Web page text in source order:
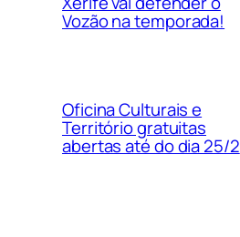
Vozão na temporada!
Oficina Culturais e
Território gratuitas
abertas até do dia 25/2